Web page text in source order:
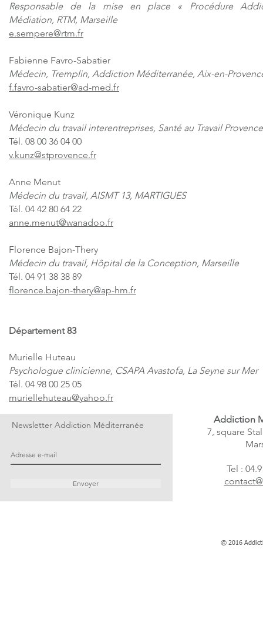
Responsable de la mise en place « Procédure
Médiation, RTM, Marseille
e.sempere@rtm.fr
Fabienne Favro-Sabatier
Médecin, Tremplin, Addiction Méditerranée, Aix-en-
f.favro-sabatier@ad-med.fr
Véronique Kunz
Médecin du travail interentreprises, Santé au Travail
Tél. 08 00 36 04 00
v.kunz@stprovence.fr
Anne Menut
Médecin du travail, AISMT 13, MARTIGUES
Tél. 04 42 80 64 22
anne.menut@wanadoo.fr
Florence Bajon-Thery
Médecin du travail, Hôpital de la Conception, Marseille
Tél. 04 91 38 38 89
florence.bajon-thery@ap-hm.fr
Département 83
Murielle Huteau
Psychologue clinicienne, CSAPA Avastofa, La Seyne sur Mer
Tél. 04 98 00 25 05
muriellehuteau@yahoo.fr
Newsletter Addiction Méditerranée
Envoyer
Addiction
7, square
Tel :
© 2016